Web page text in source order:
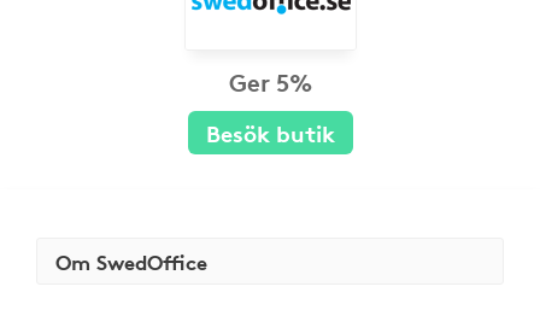
Ger 5%
Besök butik
Om SwedOffice